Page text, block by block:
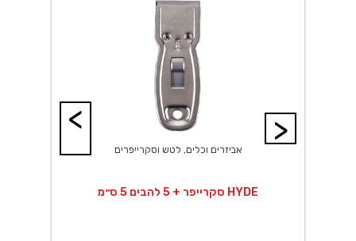
>
אביזרים וכלים, לטש וסקרייפרים
סקרייפר + 5 להבים 5 ס״מ HYDE
<